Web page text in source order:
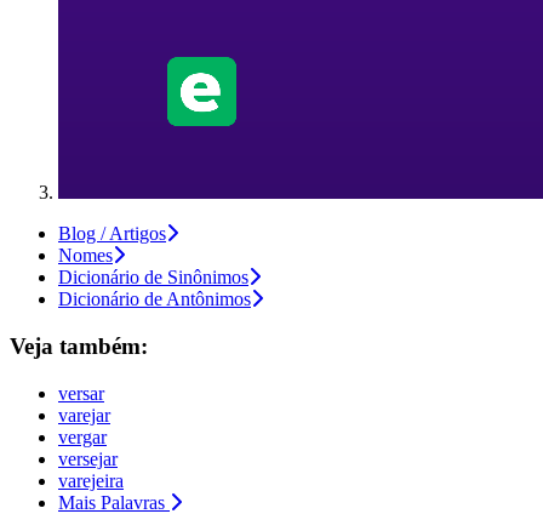
Blog / Artigos
Nomes
Dicionário de Sinônimos
Dicionário de Antônimos
Veja também:
versar
varejar
vergar
versejar
varejeira
Mais Palavras